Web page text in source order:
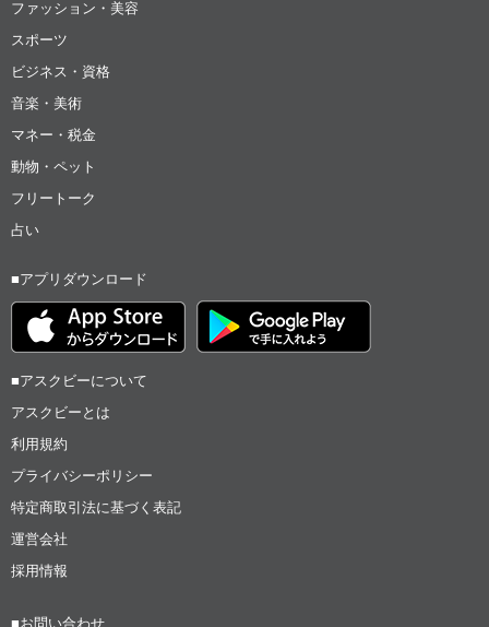
ファッション・美容
スポーツ
ビジネス・資格
音楽・美術
マネー・税金
動物・ペット
フリートーク
占い
■アプリダウンロード
■アスクビーについて
アスクビーとは
利用規約
プライバシーポリシー
特定商取引法に基づく表記
運営会社
採用情報
■お問い合わせ